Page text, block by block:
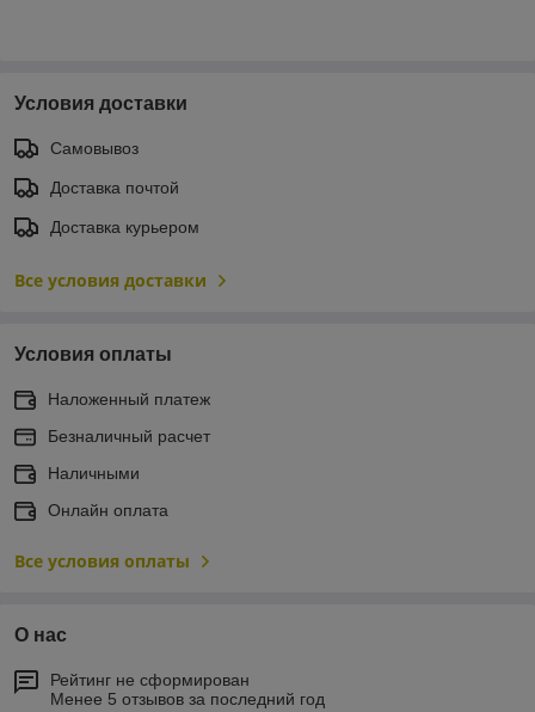
Условия доставки
Самовывоз
Доставка почтой
Доставка курьером
Все условия доставки
Условия оплаты
Наложенный платеж
Безналичный расчет
Наличными
Онлайн оплата
Все условия оплаты
О нас
Рейтинг не сформирован
Менее 5 отзывов за последний год